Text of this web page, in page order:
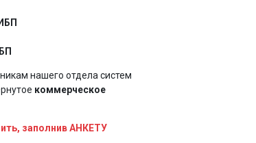
ИБП
нашего отдела систем
коммерческое
заполнив АНКЕТУ